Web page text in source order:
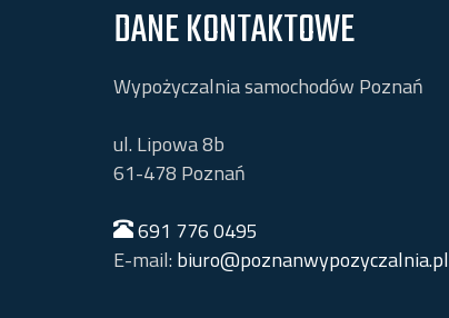
DANE KONTAKTOWE
Wypożyczalnia samochodów Poznań
ul. Lipowa 8b
61-478 Poznań
691 776 0495
E-mail: biuro@poznanwypozyczalnia.pl